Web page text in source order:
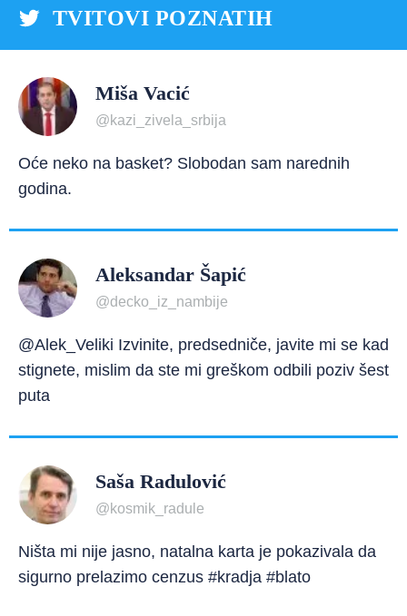
TVITOVI POZNATIH
Miša Vacić
@kazi_zivela_srbija
Oće neko na basket? Slobodan sam narednih
godina.
Aleksandar Šapić
@decko_iz_nambije
@Alek_Veliki Izvinite, predsedniče, javite mi se kad
stignete, mislim da ste mi greškom odbili poziv šest
puta
Saša Radulović
@kosmik_radule
Ništa mi nije jasno, natalna karta je pokazivala da
sigurno prelazimo cenzus #kradja #blato